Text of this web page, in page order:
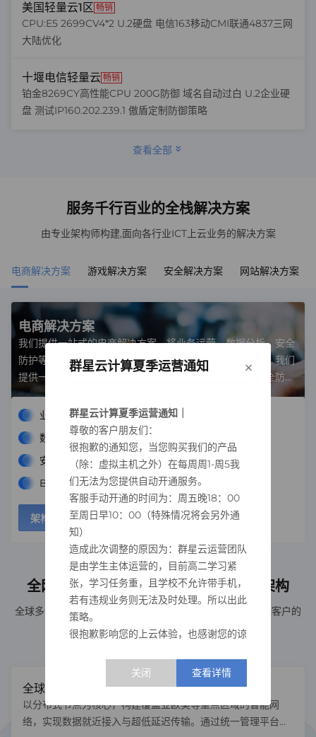
美国轻量云1区 畅销
CPU:E5 2699CV4*2 U.2硬盘 电信163移动CMI联通4837三网
大陆优化
十堰电信轻量云 畅销
铂金8269CY高性能CPU 200G防御 域名自动过白 U.2企业硬
盘 测试IP160.202.239.1 傲盾定制防御策略
查看全部
服务千行百业的全栈解决方案
由专业架构师构建,面向各行业ICT上云业务的解决方案
电商解决方案 游戏解决方案 安全解决方案 网站解决方案
电商解决方案
我们提供一站式的电商解决方案，将业务运营、数据分析、安全
防护等多方面服务融为一体，确保您的电商业务顺畅无阻。我们
提供一站式的电商解决方案，将业务运营、数据分析、安全防护
等多方面服务融为一体，确保您的电商业务顺畅无阻。
业务运营优化
数据分析与挖掘
安全防护
BBDGDDFH
架构师咨询 方案详情
全网统一规划“N+31+X”三层资源布局架构
全球多个地理区域，提供高速稳定的全球云联接网络、贴近客户的
本地化服务
全球一体化布局
以分布式节点为核心，构建覆盖亚欧美等重点区域的智能网
络，实现数据就近接入与超低延迟传输。通过统一管理平台整
群星云计算夏季运营通知
群星云计算夏季运营通知｜
尊敬的客户朋友们：
很抱歉的通知您，当您购买我们的产品
（除：虚拟主机之外）在每周周1-周5我
们无法为您提供自动开通服务。
客服手动开通的时间为：周五晚18：00
至周日早10：00（特殊情况将会另外通
知）
造成此次调整的原因为：群星云运营团队
是由学生主体运营的，目前高二学习紧
张，学习任务重，且学校不允许带手机，
若有违规业务则无法及时处理。所以出此
策略。
很抱歉影响您的上云体验，也感谢您的谅
——群星云运营团队 2026年4月25日
×